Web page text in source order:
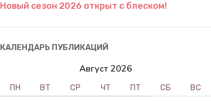
Новый сезон 2026 открыт с блеском!
КАЛЕНДАРЬ ПУБЛИКАЦИЙ
Август 2026
ПН ВТ СР ЧТ ПТ СБ ВС